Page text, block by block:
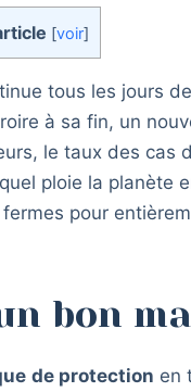
[voir]
tous les jours
à sa fin, un
le taux des cas
ploie la planète
pour
bon
de protection en